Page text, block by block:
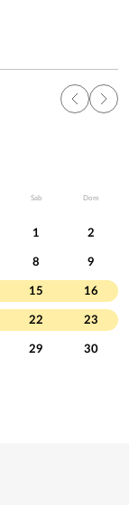
Sab Dom
1 2
8 9
15 16
22 23
29 30